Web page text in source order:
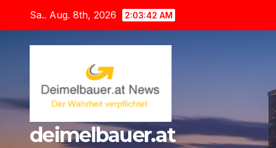
springen
Sa.. Aug. 8th, 2026 2:03:44 AM
deimelbauer.at